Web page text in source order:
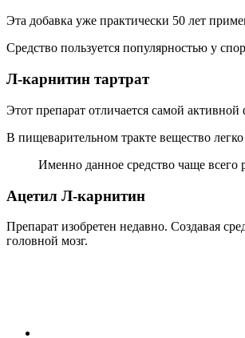
Эта добавка уже практически 50 лет
Средство пользуется популярностью у
Л-карнитин тартрат
Этот препарат отличается самой
В пищеварительном тракте вещество
Именно данное средство чаще
Ацетил Л-карнитин
Препарат изобретен недавно. Создавая
головной мозг.